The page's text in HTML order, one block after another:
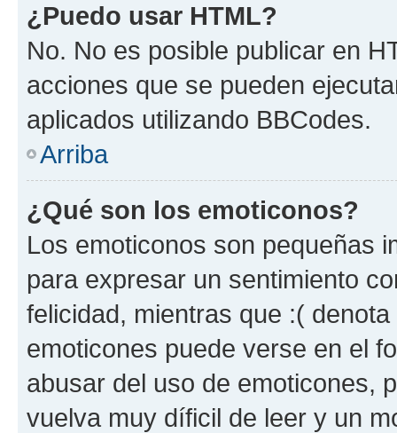
¿Puedo usar HTML?
No. No es posible publicar en
acciones que se pueden
aplicados utilizando BBCodes.
Arriba
¿Qué son los emoticonos?
Los emoticonos son pequeñas
para expresar un sentimiento
felicidad, mientras que :(
emoticones puede verse en el
abusar del uso de emoticones,
vuelva muy díficil de leer y un